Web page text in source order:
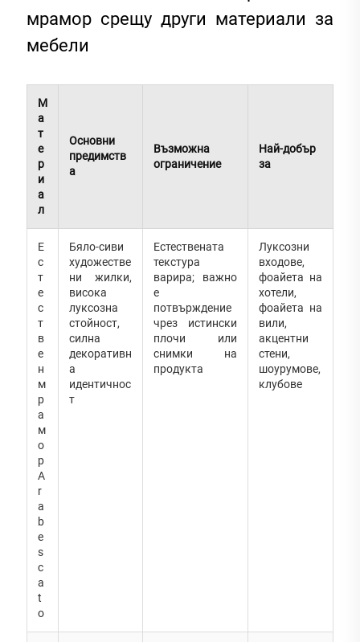
мрамор срещу други материали за
мебели
М
а
т
е
р
и
а
л
Основни
предимств
а
Възможна
ограничение
Най-добър
за
Е
с
т
е
с
т
в
е
н
м
р
а
м
о
р
A
r
a
b
e
s
c
a
t
o
Бяло-сиви
художестве
ни жилки,
висока
луксозна
стойност,
силна
декоративн
а
идентичнос
т
Естествената
текстура
варира; важно
е
потвърждение
чрез истински
плочи или
снимки на
продукта
Луксозни
входове,
фоайета на
хотели,
фоайета на
вили,
акцентни
стени,
шоурумове,
клубове